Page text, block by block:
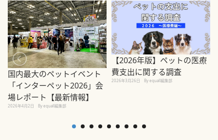
国内最大のペットイベント
「インターペット2026」会
場レポート【最新情報】
2026年4月2日 By equall編集部
【2026年版】ペットの医療
費支出に関する調査
2026年3月26日 By equall編集部